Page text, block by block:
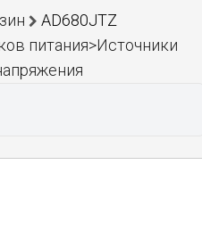
AD680JTZ
питания>Источники